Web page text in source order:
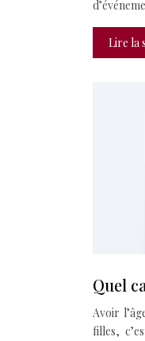
Lire la
Quel
Avoir
filles,